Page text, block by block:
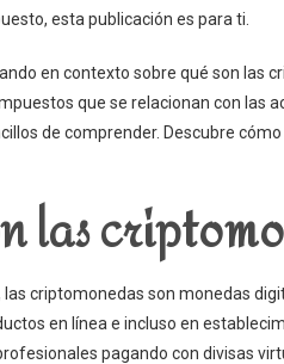
esta publicación es para ti.
en contexto sobre qué son las
que se relacionan con las
de comprender. Descubre cómo
las
las criptomonedas son monedas
en línea e incluso en
pagando con divisas